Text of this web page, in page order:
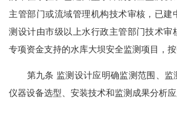
主管部门或流域管理机构技术审核，已建
测设计由市级以上水行政主管部门技术审
专项资金支持的水库大坝安全监测项目，按
第九条 监测设计应明确监测范围、监
仪器设备选型、安装技术和监测成果分析应